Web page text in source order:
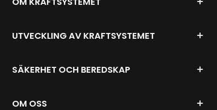
UTVECKLING AV KRAFTSYSTEMET
SÄKERHET OCH BEREDSKAP
OM OSS